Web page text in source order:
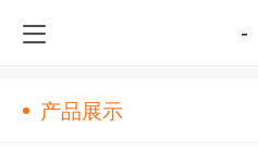
-
产品展示